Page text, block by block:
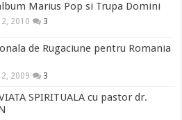
Marius Pop si Trupa Domini
2010 3
de Rugaciune pentru Romania
2009 3
SPIRITUALA cu pastor dr.